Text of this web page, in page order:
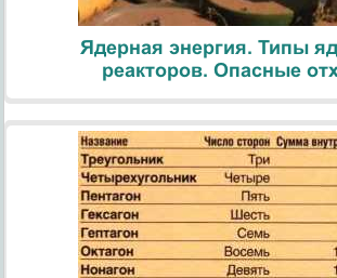
Ядерная энергия. Типы
реакторов. Опасные